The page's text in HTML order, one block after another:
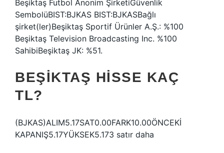
Beşiktaş Futbol Anonim ŞirketiGüvenlik
SembolüBIST:BJKAS BIST:BJKASBağlı
şirket(ler)Beşiktaş Sportif Ürünler A.Ş.: %100
Beşiktaş Television Broadcasting Inc. %100
SahibiBeşiktaş JK: %51.
BEŞIKTAŞ HISSE KAÇ
TL?
(BJKAS)ALIM5.17SAT0.00FARK10.00ÖNCEKİ
KAPANIŞ5.17YÜKSEK5.173 satır daha